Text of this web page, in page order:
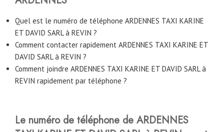
Quel est le numéro de téléphone ARDENNES TAXI KARINE
ET DAVID SARL à REVIN ?
Comment contacter rapidement ARDENNES TAXI KARINE ET
DAVID SARL à REVIN ?
Comment joindre ARDENNES TAXI KARINE ET DAVID SARL à
REVIN rapidement par téléphone ?
Le numéro de téléphone de ARDENNES